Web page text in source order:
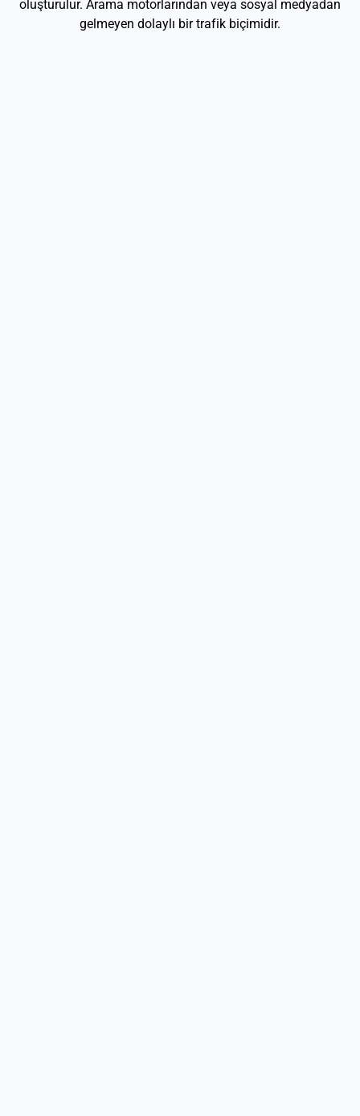
oluşturulur. Arama motorlarından veya sosyal medyadan
gelmeyen dolaylı bir trafik biçimidir.